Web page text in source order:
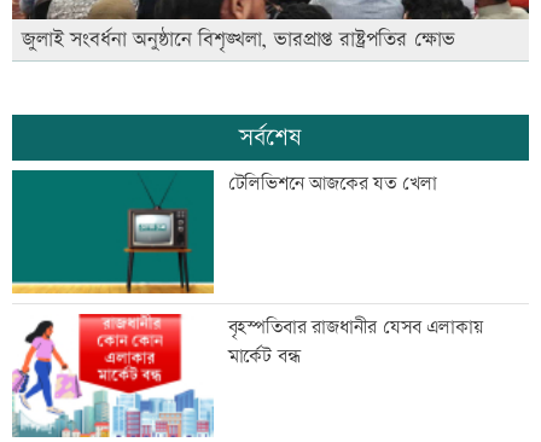
জুলাই সংবর্ধনা অনুষ্ঠানে বিশৃঙ্খলা, ভারপ্রাপ্ত রাষ্ট্রপতির ক্ষোভ
সর্বশেষ
টেলিভিশনে আজকের যত খেলা
বৃহস্পতিবার রাজধানীর যেসব এলাকায়
মার্কেট বন্ধ